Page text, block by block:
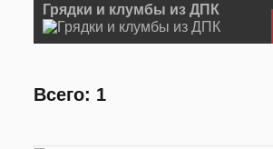
Грядки и клумбы из ДПК
Всего: 1